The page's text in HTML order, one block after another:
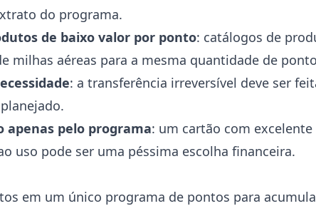
do programa.
de baixo valor por ponto: catálogos de
milhas aéreas para a mesma quantidade de
: a transferência irreversível deve ser
apenas pelo programa: um cartão com
uso pode ser uma péssima escolha financeira.
em um único programa de pontos para